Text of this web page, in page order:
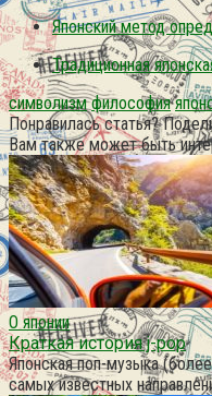
Японский метод
Традиционная
символизм философия
Понравилась статья?
Вам также может быть
О японии
Краткая история j-pop
Японская поп-музыка
самых известных